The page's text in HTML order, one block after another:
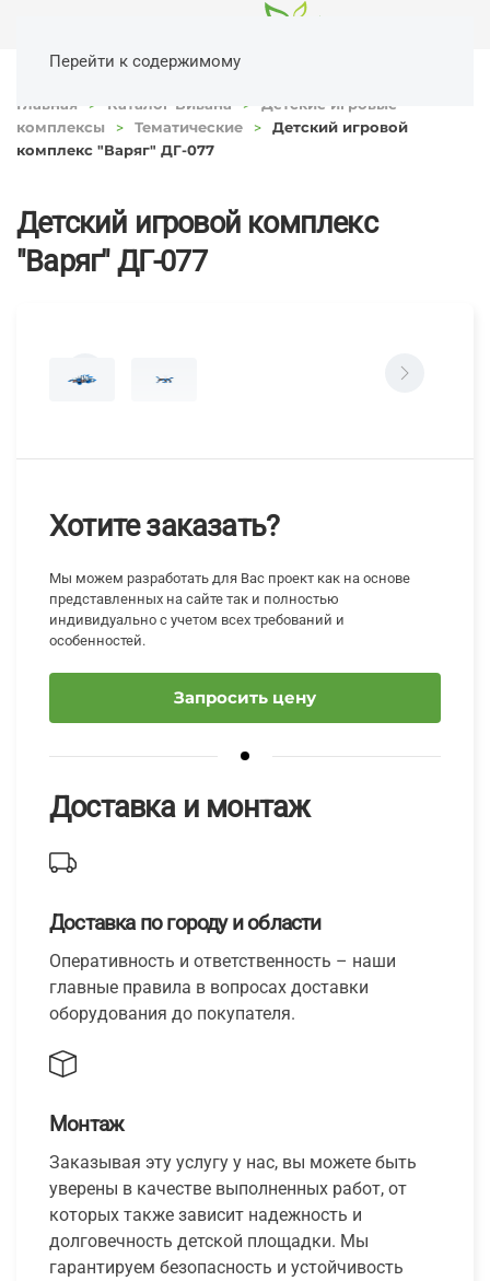
Перейти к содержимому
Главная Каталог Вивана
Детские игровые
комплексы
Тематические
Детский игровой
комплекс "Варяг" ДГ-077
Детский игровой комплекс
"Варяг" ДГ-077
Хотите заказать?
Мы можем разработать для Вас проект как на основе
представленных на сайте так и полностью
индивидуально с учетом всех требований и
особенностей.
Запросить цену
Доставка и монтаж
Доставка по городу и области
Оперативность и ответственность – наши
главные правила в вопросах доставки
оборудования до покупателя.
Монтаж
Заказывая эту услугу у нас, вы можете быть
уверены в качестве выполненных работ, от
которых также зависит надежность и
долговечность детской площадки. Мы
гарантируем безопасность и устойчивость